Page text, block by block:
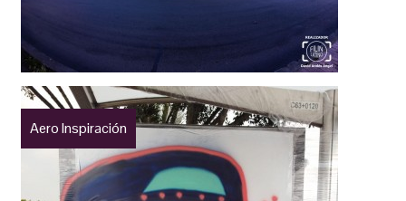
Aero Inspiración